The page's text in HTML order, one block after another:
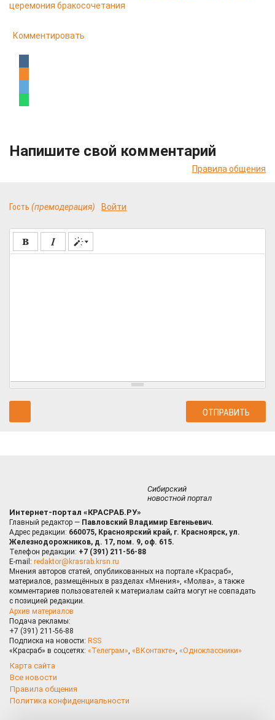
церемония бракосочетания
Комментировать
Напишите свой комментарий
Правила общения
Гость (премодерация) Войти
Сибирский
новостной портал
Интернет-портал «КРАСРАБ.РУ»
Главный редактор — Павловский Владимир Евгеньевич.
Адрес редакции: 660075, Красноярский край, г. Красноярск, ул.
Железнодорожников, д. 17, пом. 9, оф. 615.
Телефон редакции: +7 (391) 211-56-88
E-mail: redaktor@krasrab.krsn.ru
Мнения авторов статей, опубликованных на портале «Красраб»,
материалов, размещённых в разделах «Мнения», «Молва», а также
комментариев пользователей к материалам сайта могут не совпадать
с позицией редакции.
Архив материалов
Подача рекламы:
+7 (391) 211-56-88
Подписка на новости: RSS
«Красраб» в соцсетях: «Телеграм», «ВКонтакте», «Одноклассники»
Карта сайта
Все новости
Правила общения
Политика конфиденциальности